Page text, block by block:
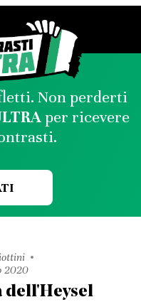
Non perderti
per ricevere
2020
dell'Heysel